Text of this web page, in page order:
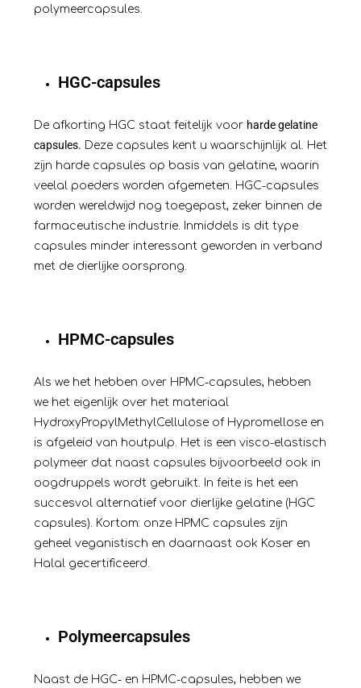
polymeercapsules.
HGC-capsules
De afkorting HGC staat feitelijk voor harde gelatine
capsules. Deze capsules kent u waarschijnlijk al. Het
zijn harde capsules op basis van gelatine, waarin
veelal poeders worden afgemeten. HGC-capsules
worden wereldwijd nog toegepast, zeker binnen de
farmaceutische industrie. Inmiddels is dit type
capsules minder interessant geworden in verband
met de dierlijke oorsprong.
HPMC-capsules
Als we het hebben over HPMC-capsules, hebben
we het eigenlijk over het materiaal
HydroxyPropylMethylCellulose of Hypromellose en
is afgeleid van houtpulp. Het is een visco-elastisch
polymeer dat naast capsules bijvoorbeeld ook in
oogdruppels wordt gebruikt. In feite is het een
succesvol alternatief voor dierlijke gelatine (HGC
capsules). Kortom: onze HPMC capsules zijn
geheel veganistisch en daarnaast ook Koser en
Halal gecertificeerd.
Polymeercapsules
Naast de HGC- en HPMC-capsules, hebben we